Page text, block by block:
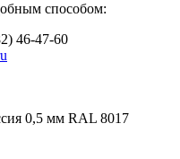
способом:
46-47-60
0,5 мм RAL 8017